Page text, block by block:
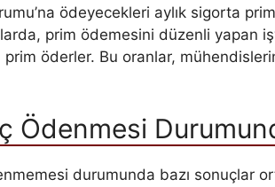
ödeyecekleri aylık sigorta
prim ödemesini düzenli yapan
prim öderler. Bu oranlar,
Ödenmesi
durumunda bazı sonuçlar